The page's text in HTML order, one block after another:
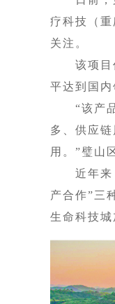
疗科技（
关注。
该项目作
平达到国
“该产品
多、供应
用。”璧山
近年来，
产合作”三
生命科技